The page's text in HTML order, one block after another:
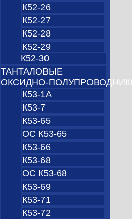
К52-26
К52-27
К52-28
К52-29
К52-30
ТАНТАЛОВЫЕ
К53-1А
К53-7
К53-65
ОС К53-65
К53-66
К53-68
ОС К53-68
К53-69
К53-71
К53-72